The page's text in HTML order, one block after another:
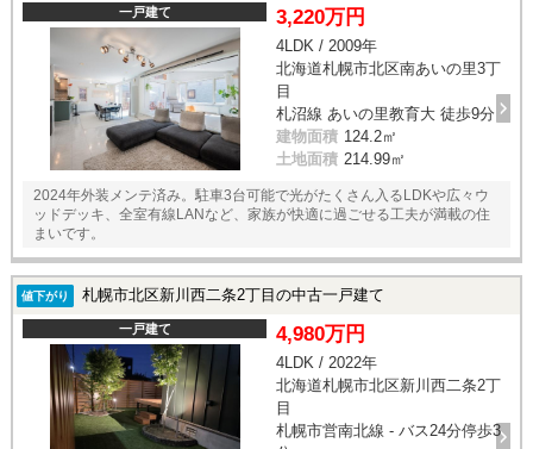
一戸建て 3,220万円
4LDK / 2009年
北海道札幌市北区南あいの里3丁
目
札沼線 あいの里教育大 徒歩9分
建物面積 124.2㎡
土地面積 214.99㎡
2024年外装メンテ済み。駐車3台可能で光がたくさん入るLDKや広々ウ
ッドデッキ、全室有線LANなど、家族が快適に過ごせる工夫が満載の住
まいです。
値下がり 札幌市北区新川西二条2丁目の中古一戸建て
一戸建て 4,980万円
4LDK / 2022年
北海道札幌市北区新川西二条2丁
目
札幌市営南北線 - バス24分停歩3